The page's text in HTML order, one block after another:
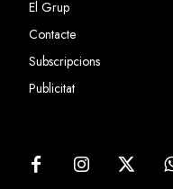
El Grup
Contacte
Subscripcions
Publicitat